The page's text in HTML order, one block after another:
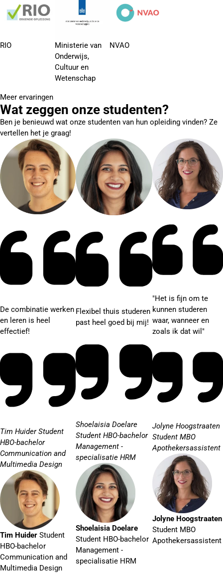
RIO
Ministerie van
Onderwijs,
Cultuur en
Wetenschap
NVAO
Meer ervaringen
Wat zeggen onze studenten?
Ben je benieuwd wat onze studenten van hun opleiding vinden? Ze
vertellen het je graag!
De combinatie werken
en leren is heel
effectief!
Tim HuiderStudent
HBO-bachelor
Communication and
Multimedia Design
Tim Huider Student
HBO-bachelor
Communication and
Multimedia Design
Flexibel thuis studeren
past heel goed bij mij!
Shoelaisia Doelare
Student HBO-bachelor
Management -
specialisatie HRM
Shoelaisia Doelare
Student HBO-bachelor
Management -
specialisatie HRM
"Het is fijn om te
kunnen studeren
waar, wanneer en
zoals ik dat wil"
Jolyne Hoogstraaten
Student MBO
Apothekersassistent
Jolyne Hoogstraaten
Student MBO
Apothekersassistent